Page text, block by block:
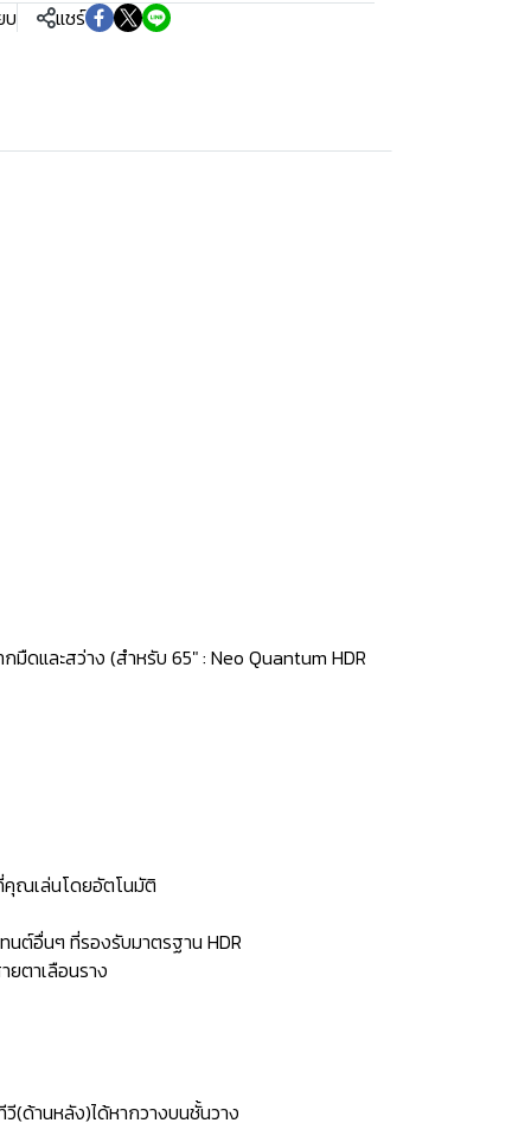
บ
แชร์
ดและสว่าง (สำหรับ 65" : Neo Quantum HDR
คุณเล่นโดยอัตโนมัติ
นต์อื่นๆ ที่รองรับมาตรฐาน HDR
ตาเลือนราง
(ด้านหลัง)ได้หากวางบนชั้นวาง